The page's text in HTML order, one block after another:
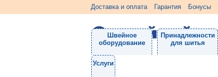
Доставка и оплата Гарантия Бонусы
Швейное
оборудование
Принадлежности
для шитья
Услуги